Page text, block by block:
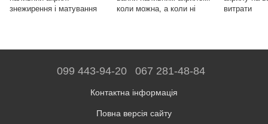
знежирення і матування
коли можна, а коли ні
витрати
099 443-94-20 067 281-48-84
Контактна інформація
Повна версія сайту